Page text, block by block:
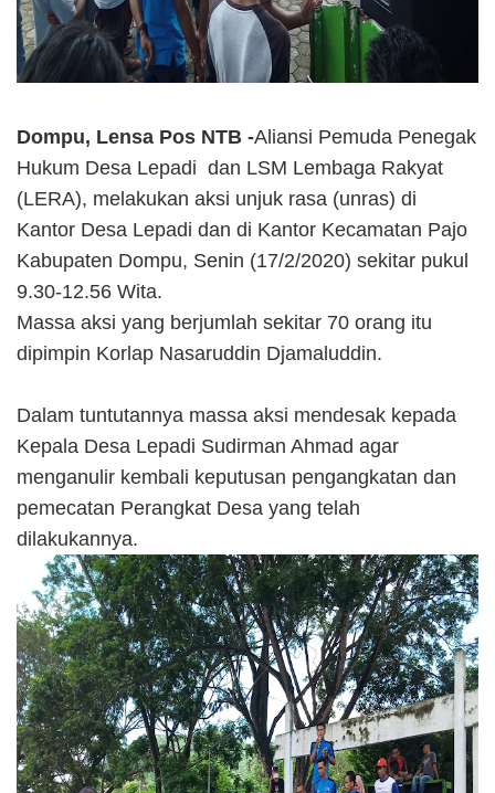
Dompu, Lensa Pos NTB -Aliansi Pemuda Penegak
Hukum Desa Lepadi dan LSM Lembaga Rakyat
(LERA), melakukan aksi unjuk rasa (unras) di
Kantor Desa Lepadi dan di Kantor Kecamatan Pajo
Kabupaten Dompu, Senin (17/2/2020) sekitar pukul
9.30-12.56 Wita.
Massa aksi yang berjumlah sekitar 70 orang itu
dipimpin Korlap Nasaruddin Djamaluddin.
Dalam tuntutannya massa aksi mendesak kepada
Kepala Desa Lepadi Sudirman Ahmad agar
menganulir kembali keputusan pengangkatan dan
pemecatan Perangkat Desa yang telah
dilakukannya.